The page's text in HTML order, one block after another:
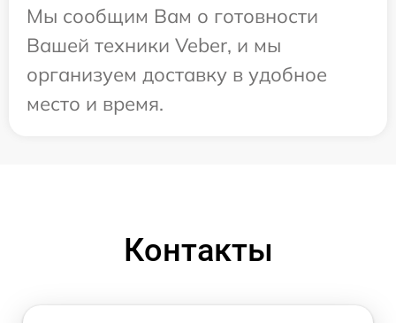
Мы сообщим Вам о готовности
Вашей техники Veber, и мы
организуем доставку в удобное
место и время.
Контакты